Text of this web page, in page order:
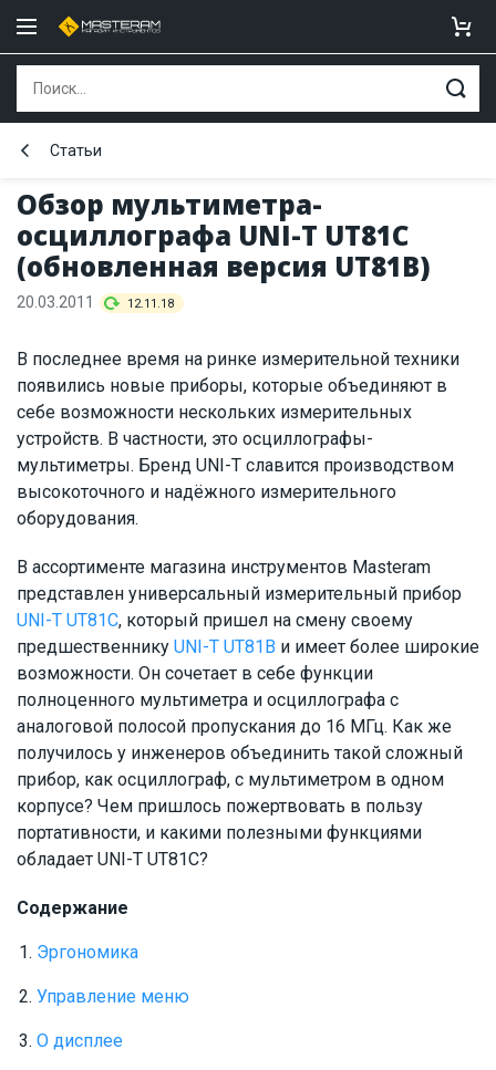
Обзор мультиметра-
осциллографа UNI-T UT81C
(обновленная версия UT81В)
Статьи
20.03.2011 12.11.18
В последнее время на ринке измерительной техники
появились новые приборы, которые объединяют в
себе возможности нескольких измерительных
устройств. В частности, это осциллографы-
мультиметры. Бренд UNI-T славится производством
высокоточного и надёжного измерительного
оборудования.
В ассортименте магазина инструментов Masteram
представлен универсальный измерительный прибор
UNI-T UT81C, который пришел на смену своему
предшественнику UNI-T UT81B и имеет более широкие
возможности. Он сочетает в себе функции
полноценного мультиметра и осциллографа с
аналоговой полосой пропускания до 16 МГц. Как же
получилось у инженеров объединить такой сложный
прибор, как осциллограф, с мультиметром в одном
корпусе? Чем пришлось пожертвовать в пользу
портативности, и какими полезными функциями
обладает UNI-T UT81С?
Содержание
Эргономика
Управление меню
О дисплее